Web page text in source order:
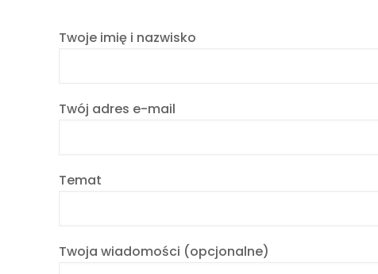
Twoje imię i nazwisko
Twój adres e-mail
Temat
Twoja wiadomości (opcjonalne)